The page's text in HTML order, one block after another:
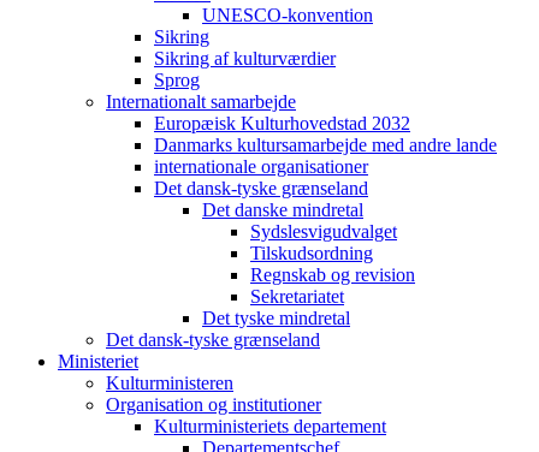
UNESCO-konvention
Sikring
Sikring af kulturværdier
Sprog
Internationalt samarbejde
Europæisk Kulturhovedstad 2032
Danmarks kultursamarbejde med andre lande
internationale organisationer
Det dansk-tyske grænseland
Det danske mindretal
Sydslesvigudvalget
Tilskudsordning
Regnskab og revision
Sekretariatet
Det tyske mindretal
Det dansk-tyske grænseland
Ministeriet
Kulturministeren
Organisation og institutioner
Kulturministeriets departement
Departementschef